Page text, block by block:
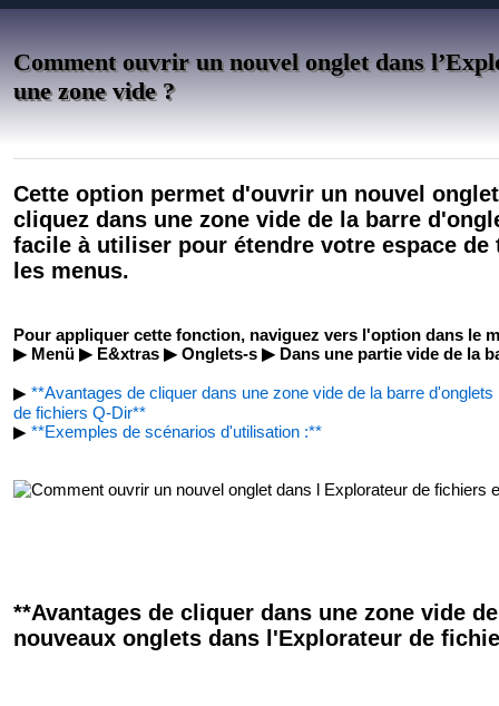
Comment ouvrir un nouvel onglet dans
une zone vide ?
Cette option permet d'ouvrir un nouvel
cliquez dans une zone vide de la barre
facile à utiliser pour étendre votre espace
les menus.
Pour appliquer cette fonction, naviguez vers l'option dans le
▶ Menü ▶ E&xtras ▶ Onglets-s ▶ Dans une partie vide de la
▶ **Avantages de cliquer dans une zone vide de la barre
de fichiers Q-Dir**
▶ **Exemples de scénarios d'utilisation :**
**Avantages de cliquer dans une zone vide
nouveaux onglets dans l'Explorateur de